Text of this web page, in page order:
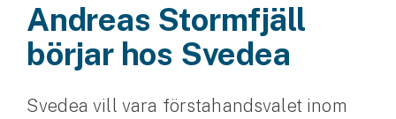
Bilförsäkring för företag
Fordon
Snöskoterförsäkring
Andreas Stormfjäll
börjar hos Svedea
Svedea vill vara förstahandsvalet inom